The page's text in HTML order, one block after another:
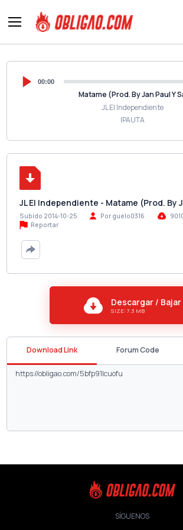
00:00
Matame (Prod. By Jan Paul Y
JL El Independiente
IPAUTA
JL El Independiente - Matame (Prod. By
Subido 2014-10-25 Por guelo0316
Reportar
Descargar / Bajar
SIZE: 7.3 MB
Download Link Forum Code
SÍGUENOS